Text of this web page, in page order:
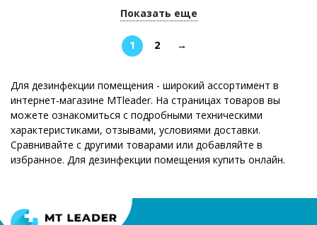
Показать еще
1 2 →
Для дезинфекции помещения - широкий ассортимент в
интернет-магазине MTleader. На страницах товаров вы
можете ознакомиться с подробными техническими
характеристиками, отзывами, условиями доставки.
Сравнивайте с другими товарами или добавляйте в
избранное. Для дезинфекции помещения купить онлайн.